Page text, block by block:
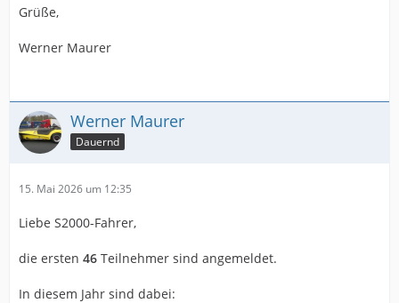
Grüße,
Werner Maurer
Werner Maurer
Dauernd
15. Mai 2026 um 12:35
Liebe S2000-Fahrer,
die ersten 46 Teilnehmer sind angemeldet.
In diesem Jahr sind dabei: